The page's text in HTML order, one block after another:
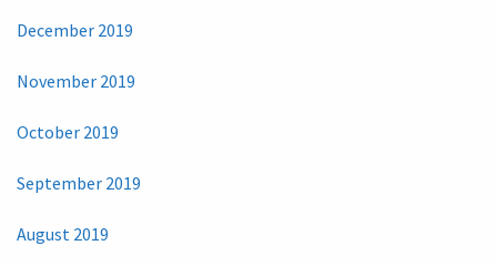
December 2019
November 2019
October 2019
September 2019
August 2019